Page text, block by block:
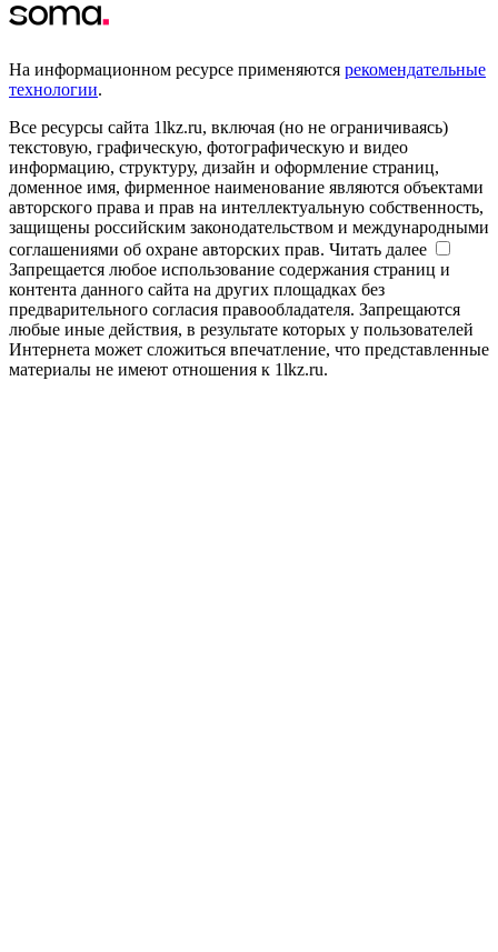
На информационном ресурсе применяются рекомендательные
технологии.
Все ресурсы сайта 1lkz.ru, включая (но не ограничиваясь)
текстовую, графическую, фотографическую и видео
информацию, структуру, дизайн и оформление страниц,
доменное имя, фирменное наименование являются объектами
авторского права и прав на интеллектуальную собственность,
защищены российским законодательством и международными
соглашениями об охране авторских прав. Читать далее
Запрещается любое использование содержания страниц и
контента данного сайта на других площадках без
предварительного согласия правообладателя. Запрещаются
любые иные действия, в результате которых у пользователей
Интернета может сложиться впечатление, что представленные
материалы не имеют отношения к 1lkz.ru.